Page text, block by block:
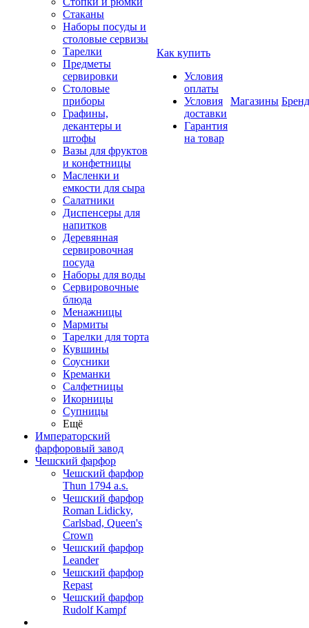
Стаканы
Наборы посуды и
столовые сервизы
Тарелки
Предметы
сервировки
Столовые
приборы
Графины,
декантеры и
штофы
Вазы для фруктов
и конфетницы
Масленки и
емкости для сыра
Салатники
Диспенсеры для
напитков
Деревянная
сервировочная
посуда
Наборы для воды
Сервировочные
блюда
Менажницы
Мармиты
Тарелки для торта
Кувшины
Соусники
Креманки
Салфетницы
Икорницы
Супницы
Ещё
Императорский
фарфоровый завод
Чешский фарфор
Чешский фарфор
Thun 1794 a.s.
Чешский фарфор
Roman Lidicky,
Carlsbad, Queen's
Crown
Чешский фарфор
Leander
Чешский фарфор
Repast
Чешский фарфор
Rudolf Kampf
Как купить
Условия
оплаты
Условия
доставки
Гарантия
на товар
Магазины